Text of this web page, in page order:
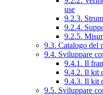
use
9.2.3.
9.2.4.
9.2.5.
9.3. Catalogo del
9.4. Sviluppare
9.4.1. Il
9.4.2. Il kit
9.4.3. Il kit
9.5. Sviluppare